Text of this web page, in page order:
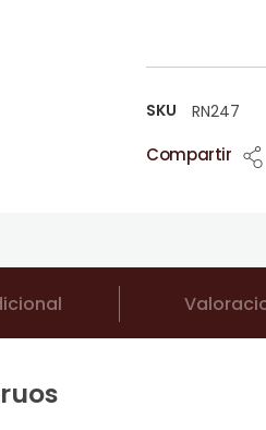
Compartir
SKU RN247